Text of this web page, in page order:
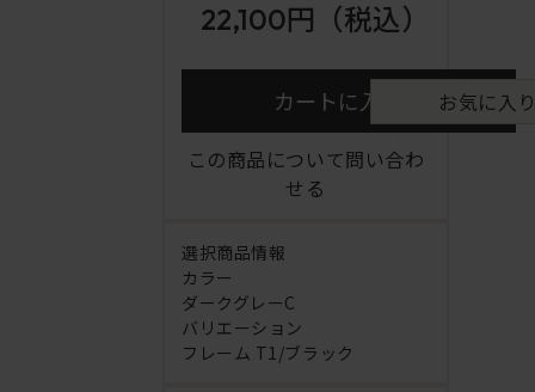
22,100円 （税込）
カートに入れる お気に入
この商品について問い合わ
せる
選択商品情報
カラー
ダークグレーC
バリエーション
フレーム T1/ブラック